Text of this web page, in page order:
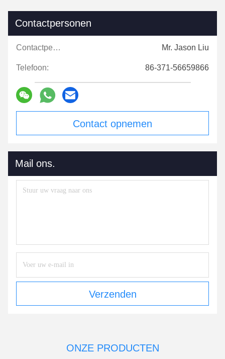
Contactpersonen
Contactpersonen: Mr. Jason Liu
Telefoon: 86-371-56659866
Contact opnemen
Mail ons.
Verzenden
ONZE PRODUCTEN